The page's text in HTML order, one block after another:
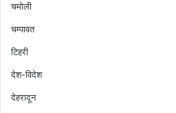
चमोली
चम्पावत
टिहरी
देश-विदेश
देहरादून